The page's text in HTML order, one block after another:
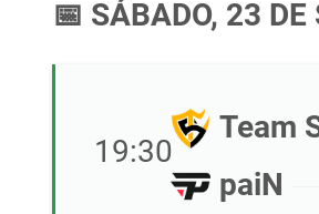
📅 SÁBADO, 23
19:30
Team
paiN